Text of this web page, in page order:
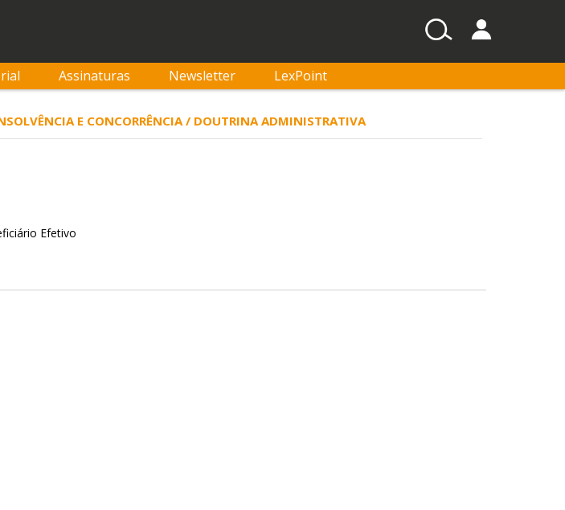
Assinaturas Newsletter LexPoint
E CONCORRÊNCIA / DOUTRINA ADMINISTRATIVA
Efetivo